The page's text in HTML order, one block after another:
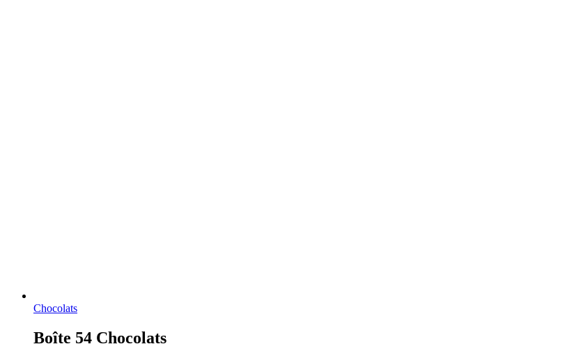
Chocolats
Boîte 54 Chocolats